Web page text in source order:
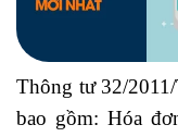
Thông tư 32/
bao gồm: Hóa